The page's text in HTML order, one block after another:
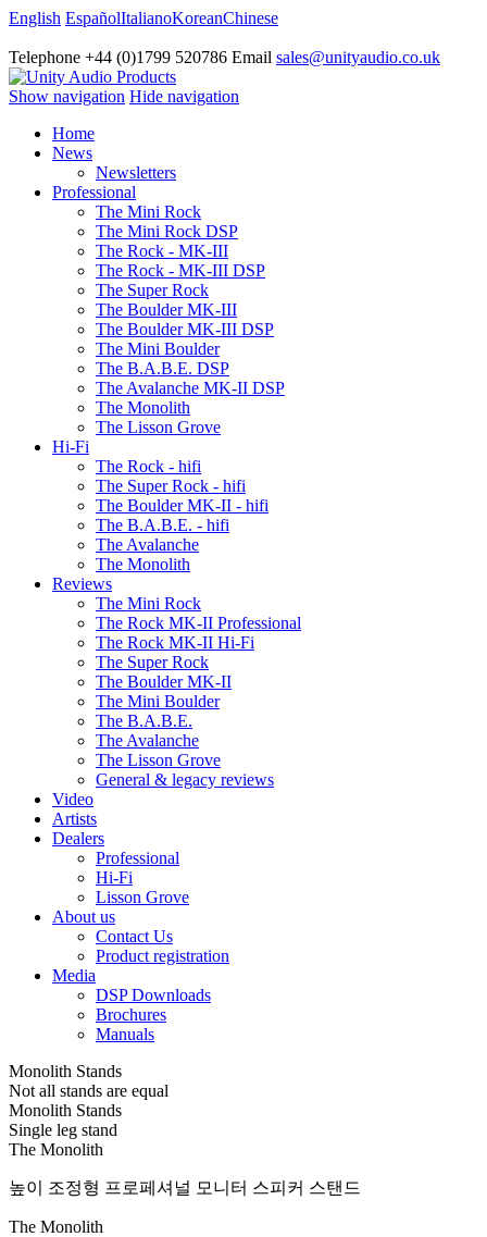
English EspañolItalianoKoreanChinese
Telephone +44 (0)1799 520786 Email sales@unityaudio.co.uk
Show navigation Hide navigation
Home
News
Newsletters
Professional
The Mini Rock
The Mini Rock DSP
The Rock - MK-III
The Rock - MK-III DSP
The Super Rock
The Boulder MK-III
The Boulder MK-III DSP
The Mini Boulder
The B.A.B.E. DSP
The Avalanche MK-II DSP
The Monolith
The Lisson Grove
Hi-Fi
The Rock - hifi
The Super Rock - hifi
The Boulder MK-II - hifi
The B.A.B.E. - hifi
The Avalanche
The Monolith
Reviews
The Mini Rock
The Rock MK-II Professional
The Rock MK-II Hi-Fi
The Super Rock
The Boulder MK-II
The Mini Boulder
The B.A.B.E.
The Avalanche
The Lisson Grove
General & legacy reviews
Video
Artists
Dealers
Professional
Hi-Fi
Lisson Grove
About us
Contact Us
Product registration
Media
DSP Downloads
Brochures
Manuals
Monolith Stands
Not all stands are equal
Monolith Stands
Single leg stand
The Monolith
높이 조정형 프로페셔널 모니터 스피커 스탠드
The Monolith